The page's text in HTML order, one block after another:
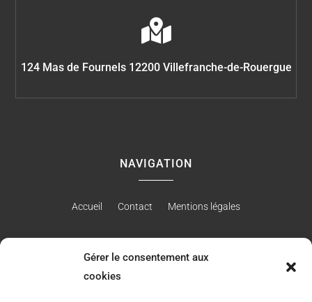
Gérer le consentement aux
cookies

124 Mas de Fournels 12200 Villefranche-de-Rouergue
NAVIGATION
Accueil Contact Mentions légales